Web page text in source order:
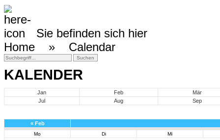
Sie befinden sich hier
Home » Calendar
KALENDER
Jan Feb
Mär
Jul
Aug Sep
« Feb
Mo Di
Mi